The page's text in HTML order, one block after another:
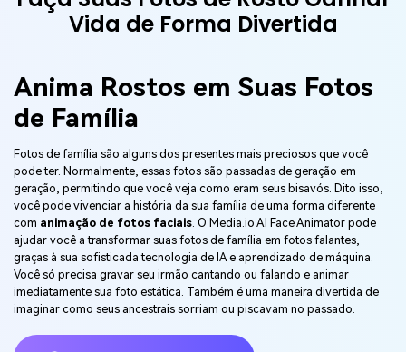
Vida de Forma Divertida
Anima Rostos em Suas Fotos
de Família
Fotos de família são alguns dos presentes mais preciosos que você
pode ter. Normalmente, essas fotos são passadas de geração em
geração, permitindo que você veja como eram seus bisavós. Dito isso,
você pode vivenciar a história da sua família de uma forma diferente
com animação de fotos faciais. O Media.io AI Face Animator pode
ajudar você a transformar suas fotos de família em fotos falantes,
graças à sua sofisticada tecnologia de IA e aprendizado de máquina.
Você só precisa gravar seu irmão cantando ou falando e animar
imediatamente sua foto estática. Também é uma maneira divertida de
imaginar como seus ancestrais sorriam ou piscavam no passado.